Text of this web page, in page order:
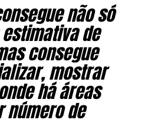
não só
de
consegue
mostrar
há áreas
número de